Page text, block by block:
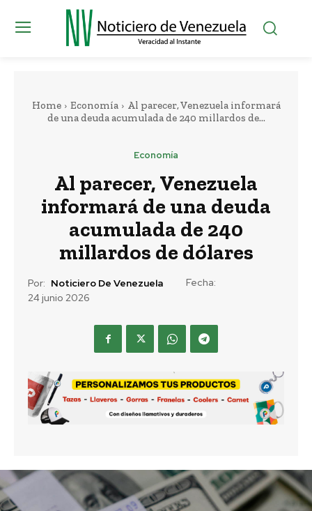
Home Economía
Al parecer, Venezuela informará
de una deuda acumulada de 240 millardos de...
Economía
Al parecer, Venezuela
informará de una deuda
acumulada de 240
millardos de dólares
Por: Noticiero De Venezuela
Fecha:
24 junio 2026